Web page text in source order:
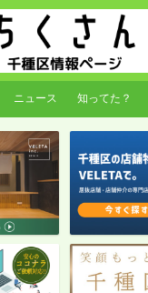
ニュース 知ってた？